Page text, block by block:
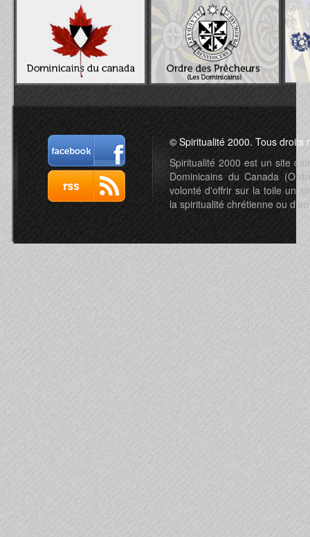
© Spiritualité 2000. Tous droits
Spiritualité 2000 est un site
Dominicains du Canada
volonté d'offrir sur la toile un
la spiritualité chrétienne ou